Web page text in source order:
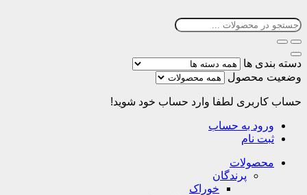
دسته بندی ها
وضعیت محصول
حساب کاربری لطفا وارد حساب خود شوید!
ورود به حساب
ثبت نام
محصولات
پرندگان
خوراک